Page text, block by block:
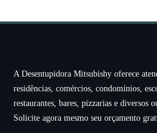
A Desentupidora Mitsubishy oferece
residências, comércios, condomínios,
restaurantes, bares, pizzarias e diversos
Solicite agora mesmo seu orçamento